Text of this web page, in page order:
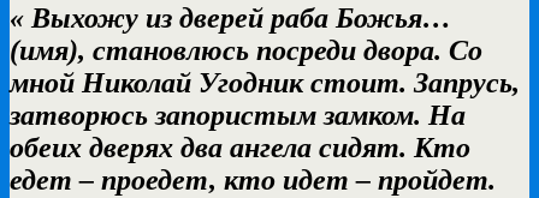
« Выхожу из дверей раба Божья…
(имя), становлюсь посреди двора. Со
мной Николай Угодник стоит. Запрусь,
затворюсь запористым замком. На
обеих дверях два ангела сидят. Кто
едет – проедет, кто идет – пройдет.